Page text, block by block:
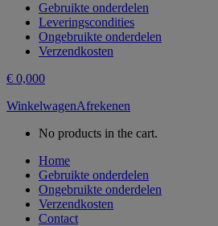
Gebruikte onderdelen
Leveringscondities
Ongebruikte onderdelen
Verzendkosten
€ 0,000
WinkelwagenAfrekenen
No products in the cart.
Home
Gebruikte onderdelen
Ongebruikte onderdelen
Verzendkosten
Contact